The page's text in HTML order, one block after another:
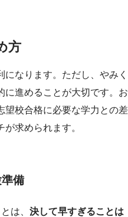
方
なります。ただし、やみく
に進めることが大切です。お
望校合格に必要な学力との差
求められます。
備
は、 決して早すぎることは